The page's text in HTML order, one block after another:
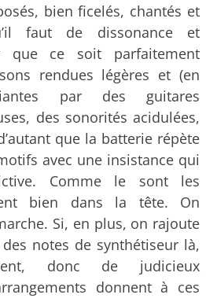
bien ficelés, chantés et
faut de dissonance et
que ce soit parfaitement
rendues légères et (en
par des guitares
des sonorités acidulées,
que la batterie répète
avec une insistance qui
Comme le sont les
bien dans la tête. On
Si, en plus, on rajoute
notes de synthétiseur là,
donc de judicieux
donnent à ces